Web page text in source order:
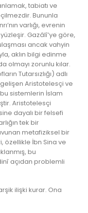
tabiatı ve
Bununla
varlığı, evrenin
yüzleşir. Gazâlî’ye göre,
ancak vahyin
aklın bilgi edinme
olmayı zorunlu kılar.
Tutarsızlığı) adlı
Aristotelesçi ve
sistemlerin İslam
Aristotelesçi
dayalı bir felsefi
tek bir
metafiziksel bir
özellikle İbn Sina ve
bu
açıdan problemli
ilişki kurar. Ona